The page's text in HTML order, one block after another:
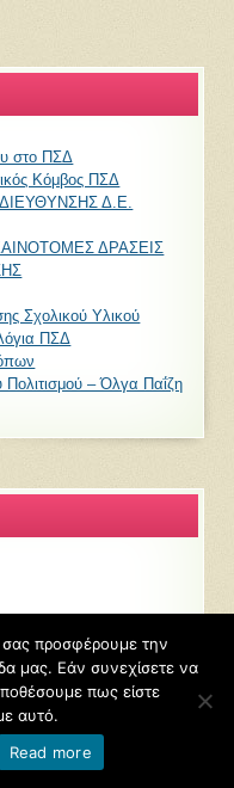
στο ΠΣΔ
Κόμβος ΠΣΔ
Δ.Ε.
ΔΡΑΣΕΙΣ
Σχολικού Υλικού
ΠΣΔ
– Όλγα Παΐζη
σας προσφέρουμε την
μας. Εάν συνεχίσετε να
πως είστε
αυτό.
Read more